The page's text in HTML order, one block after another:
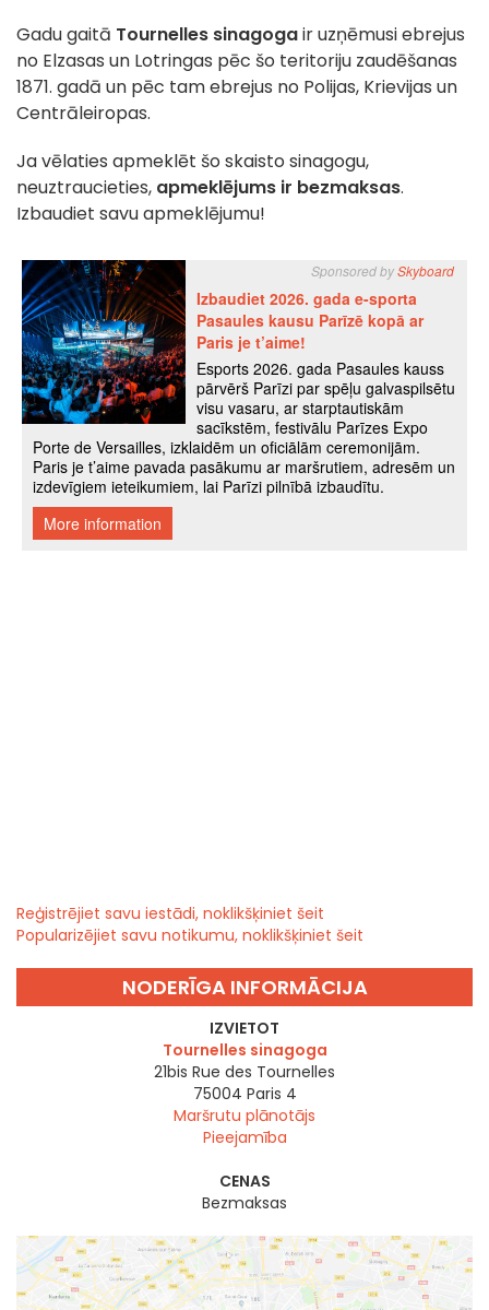
Gadu gaitā Tournelles sinagogair uzņēmusi ebrejus
no Elzasas un Lotringas pēc šo teritoriju zaudēšanas
1871. gadā un pēc tam ebrejus no Polijas, Krievijas un
Centrāleiropas.
Ja vēlaties apmeklēt šo skaisto sinagogu,
neuztraucieties, apmeklējums ir bezmaksas.
Izbaudiet savu apmeklējumu!
Reģistrējiet savu iestādi, noklikšķiniet šeit
Popularizējiet savu notikumu, noklikšķiniet šeit
NODERĪGA INFORMĀCIJA
IZVIETOT
Tournelles sinagoga
21bis Rue des Tournelles
75004 Paris 4
Maršrutu plānotājs
Pieejamība
CENAS
Bezmaksas